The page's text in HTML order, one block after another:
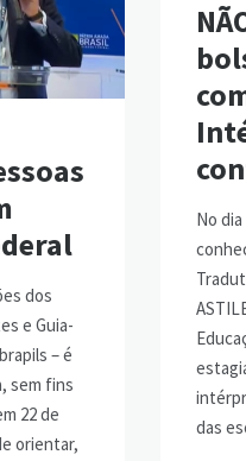
dos
e Guia-
– é
sem fins
22 de
orientar,
No
das